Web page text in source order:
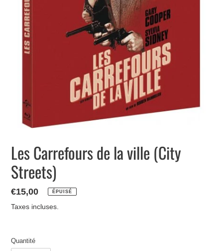
Les Carrefours de la ville (City
Streets)
Prix
normal
€15,00 ÉPUISÉ
Taxes incluses.
Quantité